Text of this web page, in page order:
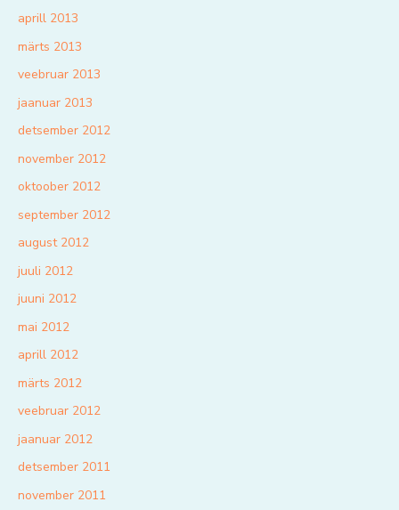
aprill 2013
märts 2013
veebruar 2013
jaanuar 2013
detsember 2012
november 2012
oktoober 2012
september 2012
august 2012
juuli 2012
juuni 2012
mai 2012
aprill 2012
märts 2012
veebruar 2012
jaanuar 2012
detsember 2011
november 2011